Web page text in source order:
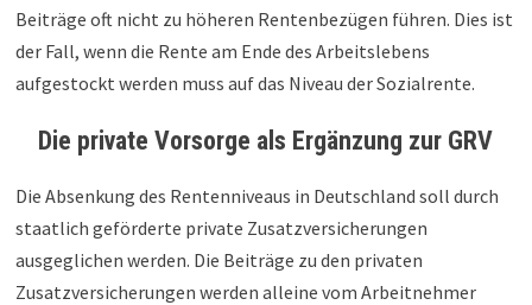
Beiträge oft nicht zu höheren Rentenbezügen führen. Dies ist
der Fall, wenn die Rente am Ende des Arbeitslebens
aufgestockt werden muss auf das Niveau der Sozialrente.
Die private Vorsorge als Ergänzung zur GRV
Die Absenkung des Rentenniveaus in Deutschland soll durch
staatlich geförderte private Zusatzversicherungen
ausgeglichen werden. Die Beiträge zu den privaten
Zusatzversicherungen werden alleine vom Arbeitnehmer